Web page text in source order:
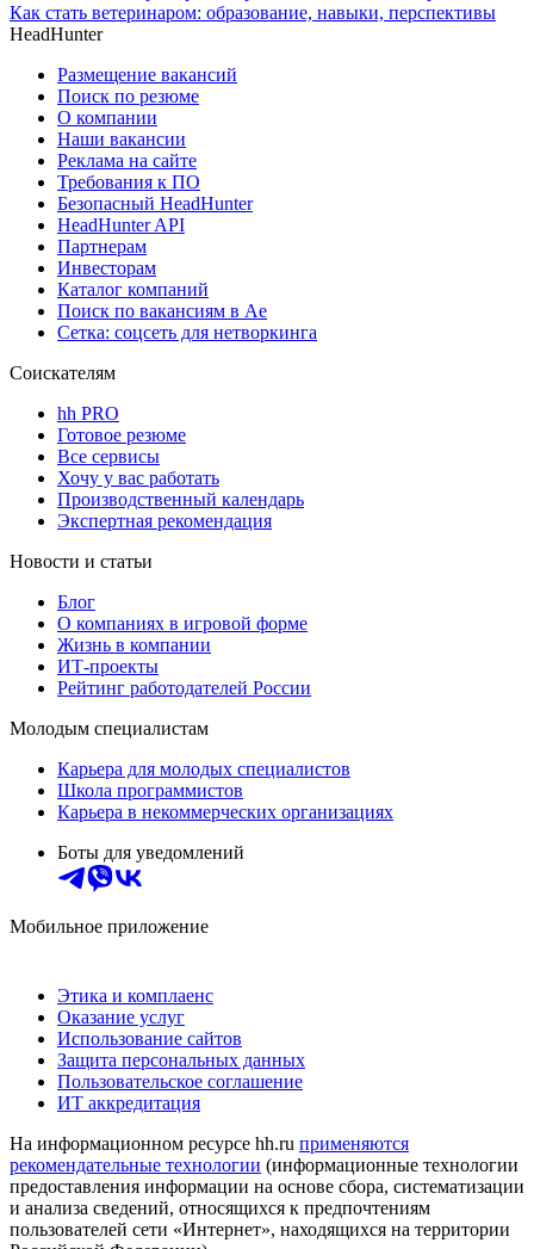
Как стать ветеринаром: образование, навыки, перспективы
HeadHunter
Размещение вакансий
Поиск по резюме
О компании
Наши вакансии
Реклама на сайте
Требования к ПО
Безопасный HeadHunter
HeadHunter API
Партнерам
Инвесторам
Каталог компаний
Поиск по вакансиям в Ае
Сетка: соцсеть для нетворкинга
Соискателям
hh PRO
Готовое резюме
Все сервисы
Хочу у вас работать
Производственный календарь
Экспертная рекомендация
Новости и статьи
Блог
О компаниях в игровой форме
Жизнь в компании
ИТ-проекты
Рейтинг работодателей России
Молодым специалистам
Карьера для молодых специалистов
Школа программистов
Карьера в некоммерческих организациях
Боты для уведомлений
Мобильное приложение
Этика и комплаенс
Оказание услуг
Использование сайтов
Защита персональных данных
Пользовательское соглашение
ИТ аккредитация
На информационном ресурсе hh.ru применяются
рекомендательные технологии (информационные технологии
предоставления информации на основе сбора, систематизации
и анализа сведений, относящихся к предпочтениям
пользователей сети «Интернет», находящихся на территории